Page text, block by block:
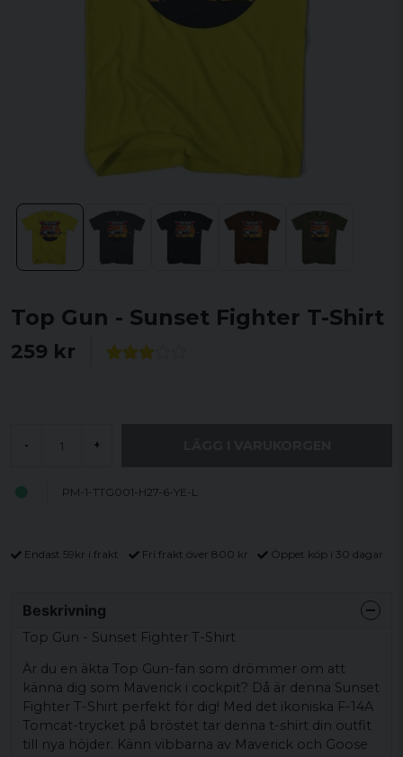
Top Gun - Sunset Fighter T-Shirt
259 kr
- +
PM-1-TTG001-H27-6-YE-L
Endast 59kr i frakt Fri frakt över 800 kr Öppet köp i 30 dagar
Beskrivning
Top Gun - Sunset Fighter T-Shirt
Är du en äkta Top Gun-fan som drömmer om att
känna dig som Maverick i cockpit? Då är denna Sunset
Fighter T-Shirt perfekt för dig! Med det ikoniska F-14A
Tomcat-trycket på bröstet tar denna t-shirt din outfit
till nya höjder. Känn vibbarna av Maverick och Goose